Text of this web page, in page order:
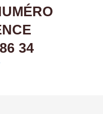
34